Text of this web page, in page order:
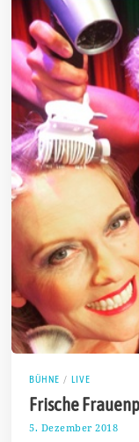
BÜHNE / LIVE
Frische
5. Dezember 2018